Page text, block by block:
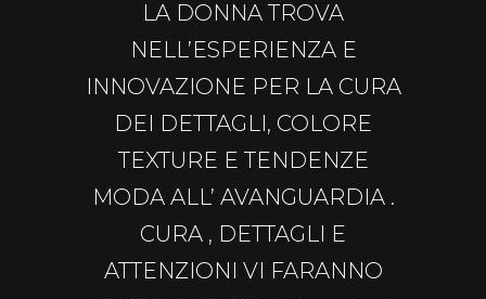
LA DONNA TROVA
NELL’ESPERIENZA E
INNOVAZIONE PER LA CURA
DEI DETTAGLI, COLORE
TEXTURE E TENDENZE
MODA ALL’ AVANGUARDIA .
CURA , DETTAGLI E
ATTENZIONI VI FARANNO